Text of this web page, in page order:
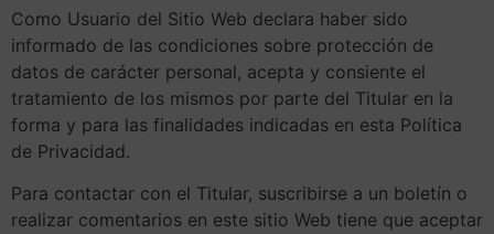
Como Usuario del Sitio Web declara haber sido
informado de las condiciones sobre protección de
datos de carácter personal, acepta y consiente el
tratamiento de los mismos por parte del Titular en la
forma y para las finalidades indicadas en esta Política
de Privacidad.
Para contactar con el Titular, suscribirse a un boletín o
realizar comentarios en este sitio Web tiene que aceptar